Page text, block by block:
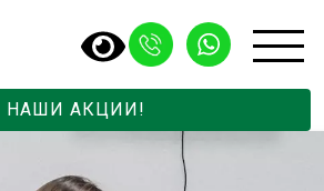
НАШИ АКЦИИ!